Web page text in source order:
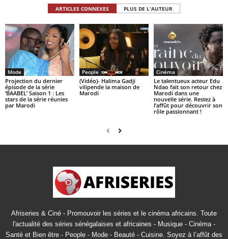
ARTICLES CONNEXES PLUS DE L'AUTEUR
Mode
Projection du dernier
épisode de la série
‘BAABEL’ Saison 1 : Les
stars de la série réunies
par Marodi
People
(Vidéo)- Halima Gadji
vilipende la maison de
Marodi
Cinéma
Le talentueux acteur Edu
Ndao fait son retour chez
Marodi dans une
nouvelle série. Restez à
l’affût pour découvrir son
rôle passionnant !
Afriseries & Ciné - Promouvoir les séries et le cinéma africains. Toute
l'actualité des séries sénégalaises et africaines - Musique - Cinéma -
Santé et Bien être - People - Mode - Beauté - Cuisine. Soyez à l’affût des